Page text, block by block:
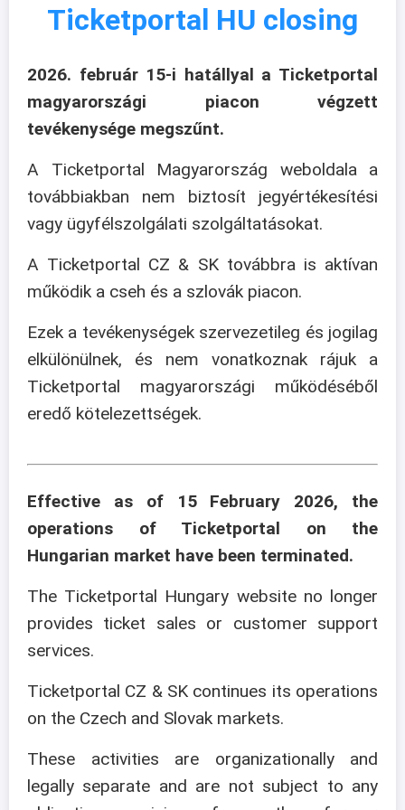
Ticketportal HU closing
2026. február 15-i hatállyal a Ticketportal
magyarországi piacon végzett
tevékenysége megszűnt.
A Ticketportal Magyarország weboldala a
továbbiakban nem biztosít jegyértékesítési
vagy ügyfélszolgálati szolgáltatásokat.
A Ticketportal CZ & SK továbbra is aktívan
működik a cseh és a szlovák piacon.
Ezek a tevékenységek szervezetileg és jogilag
elkülönülnek, és nem vonatkoznak rájuk a
Ticketportal magyarországi működéséből
eredő kötelezettségek.
Effective as of 15 February 2026, the
operations of Ticketportal on the
Hungarian market have been terminated.
The Ticketportal Hungary website no longer
provides ticket sales or customer support
services.
Ticketportal CZ & SK continues its operations
on the Czech and Slovak markets.
These activities are organizationally and
legally separate and are not subject to any